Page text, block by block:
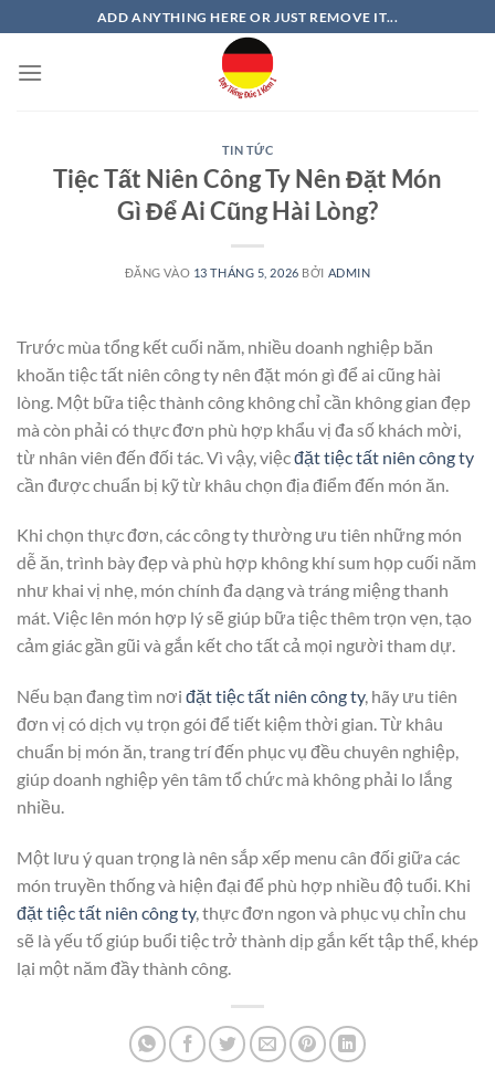
qua
nội
ADD ANYTHING HERE OR JUST REMOVE IT...
TIN TỨC
Tiệc Tất Niên Công Ty Nên Đặt Món
Gì Để Ai Cũng Hài Lòng?
ĐĂNG VÀO 13 THÁNG 5, 2026 BỞI ADMIN
Trước mùa tổng kết cuối năm, nhiều doanh nghiệp băn
khoăn tiệc tất niên công ty nên đặt món gì để ai cũng hài
lòng. Một bữa tiệc thành công không chỉ cần không gian đẹp
mà còn phải có thực đơn phù hợp khẩu vị đa số khách mời,
từ nhân viên đến đối tác. Vì vậy, việcđặt tiệc tất niên công ty
cần được chuẩn bị kỹ từ khâu chọn địa điểm đến món ăn.
Khi chọn thực đơn, các công ty thường ưu tiên những món
dễ ăn, trình bày đẹp và phù hợp không khí sum họp cuối năm
như khai vị nhẹ, món chính đa dạng và tráng miệng thanh
mát. Việc lên món hợp lý sẽ giúp bữa tiệc thêm trọn vẹn, tạo
cảm giác gần gũi và gắn kết cho tất cả mọi người tham dự.
Nếu bạn đang tìm nơi đặt tiệc tất niên công ty, hãy ưu tiên
đơn vị có dịch vụ trọn gói để tiết kiệm thời gian. Từ khâu
chuẩn bị món ăn, trang trí đến phục vụ đều chuyên nghiệp,
giúp doanh nghiệp yên tâm tổ chức mà không phải lo lắng
nhiều.
Một lưu ý quan trọng là nên sắp xếp menu cân đối giữa các
món truyền thống và hiện đại để phù hợp nhiều độ tuổi. Khi
đặt tiệc tất niên công ty, thực đơn ngon và phục vụ chỉn chu
sẽ là yếu tố giúp buổi tiệc trở thành dịp gắn kết tập thể, khép
lại một năm đầy thành công.